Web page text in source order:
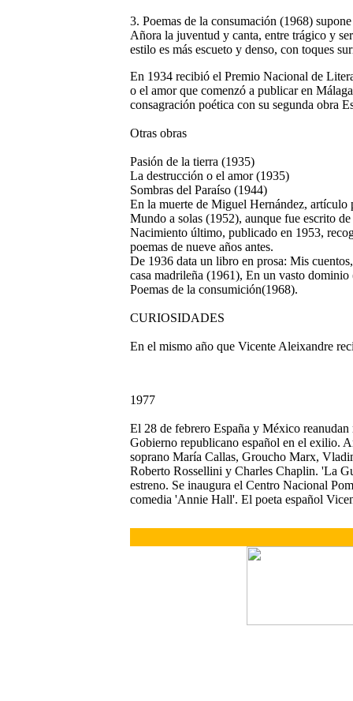
3. Poemas de la consumación (1968)
Añora la juventud y canta, entre trágico y
estilo es más escueto y denso, con toques
En 1934 recibió el Premio Nacional de
o el amor que comenzó a publicar en
consagración poética con su segunda obra
Otras obras
Pasión de la tierra (1935)
La destrucción o el amor (1935)
Sombras del Paraíso (1944)
En la muerte de Miguel Hernández, artículo
Mundo a solas (1952), aunque fue escrito
Nacimiento último, publicado en 1953,
poemas de nueve años antes.
De 1936 data un libro en prosa: Mis
casa madrileña (1961), En un vasto
Poemas de la consumición(1968).
CURIOSIDADES
En el mismo año que Vicente Aleixandre
1977
El 28 de febrero España y México
Gobierno republicano español en el exilio.
soprano María Callas, Groucho Marx,
Roberto Rossellini y Charles Chaplin. 'La
estreno. Se inaugura el Centro Nacional
comedia 'Annie Hall'. El poeta español